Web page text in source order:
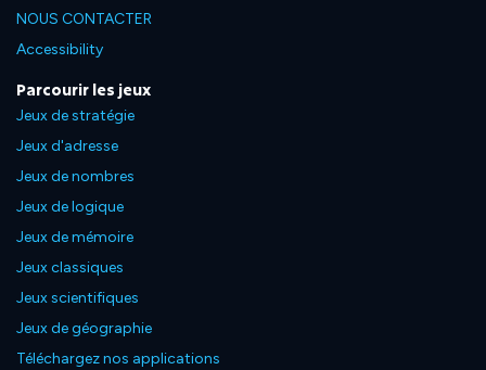
NOUS CONTACTER
Accessibility
Parcourir les jeux
Jeux de stratégie
Jeux d'adresse
Jeux de nombres
Jeux de logique
Jeux de mémoire
Jeux classiques
Jeux scientifiques
Jeux de géographie
Téléchargez nos applications